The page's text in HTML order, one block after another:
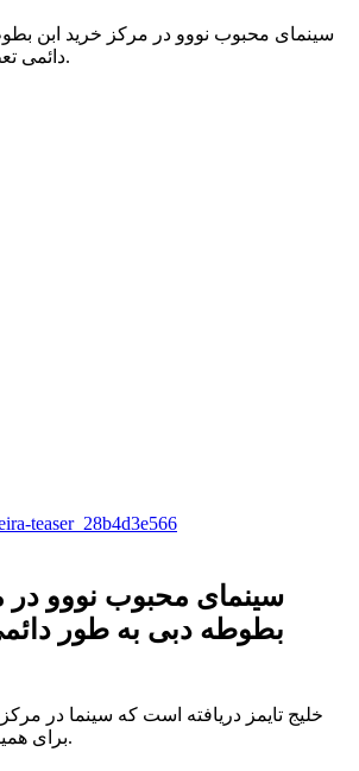
سینمای محبوب نووو در مرکز خرید ابن
دائمی تعطیل شده است.
سینمای محبوب نووو در
بطوطه دبی به طور
خلیج تایمز دریافته است که سینما در
برای همیشه تعطیل شده است.